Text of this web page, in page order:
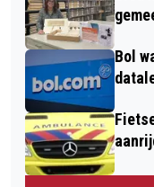
Bol